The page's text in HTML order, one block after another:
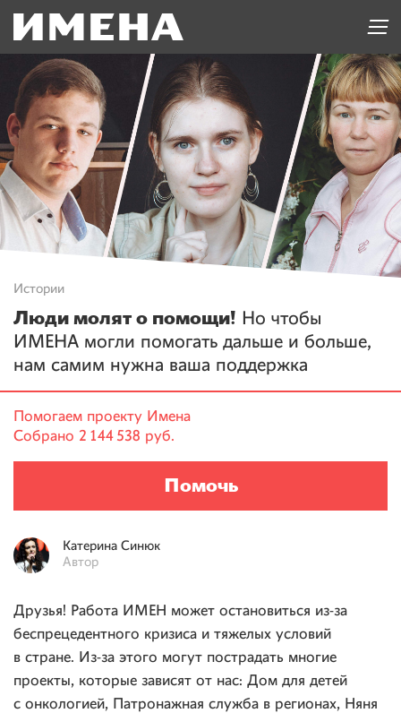
Истории
Люди молят о помощи! Но чтобы
ИМЕНА могли помогать дальше и больше,
нам самим нужна ваша поддержка
Помогаем проекту Имена
Собрано 2 144 538 руб.
Помочь
Катерина Синюк
Автор
Друзья! Работа ИМЕН может остановиться из-за
беспрецедентного кризиса и тяжелых условий
в стране. Из-за этого могут пострадать многие
проекты, которые зависят от нас: Дом для детей
с онкологией, Патронажная служба в регионах, Няня